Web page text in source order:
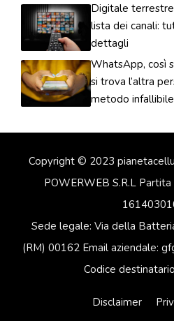
Digitale
lista dei canali:
dettagli
WhatsApp, così
si trova l’altra
metodo infallibile
Copyright © 2023
POWERWEB S.R.L
Sede legale: Via della
(RM) 00162 Email aziendale:
Codice
Disclaimer